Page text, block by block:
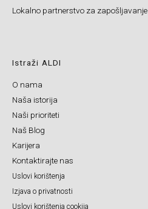
Lokalno partnerstvo za zapošljavanje
Istraži ALDI
O nama
Naša istorija
Naši prioriteti
Naš Blog
Karijera
Kontaktirajte nas
Uslovi korištenja
Izjava o privatnosti
Uslovi korištenja cookija